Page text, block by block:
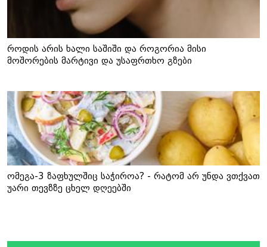
როდის არის ხალი საშიში და როგორია მისი
მოშორების მარტივი და უსაფრთხო გზები
ომეგა-3 ზაფხულშიც საჭიროა? - რატომ არ უნდა ვთქვათ
უარი თევზზე ცხელ დღეებში